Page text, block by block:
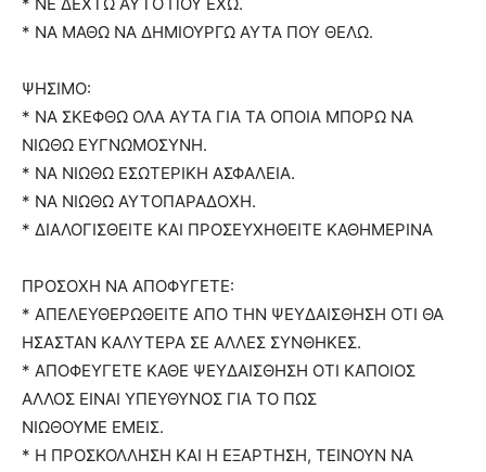
* ΝΑ ΜΑΘΩ ΝΑ ΔΗΜΙΟΥΡΓΩ ΑΥΤΑ ΠΟΥ ΘΕΛΩ.
ΨΗΣΙΜΟ:
* ΝΑ ΣΚΕΦΘΩ ΟΛΑ ΑΥΤΑ ΓΙΑ ΤΑ ΟΠΟΙΑ ΜΠΟΡΩ ΝΑ
ΝΙΩΘΩ ΕΥΓΝΩΜΟΣΥΝΗ.
* ΝΑ ΝΙΩΘΩ ΕΣΩΤΕΡΙΚΗ ΑΣΦΑΛΕΙΑ.
* ΝΑ ΝΙΩΘΩ ΑΥΤΟΠΑΡΑΔΟΧΗ.
* ΔΙΑΛΟΓΙΣΘΕΙΤΕ ΚΑΙ ΠΡΟΣΕΥΧΗΘΕΙΤΕ ΚΑΘΗΜΕΡΙΝΑ
ΠΡΟΣΟΧΗ ΝΑ ΑΠΟΦΥΓΕΤΕ:
* ΑΠΕΛΕΥΘΕΡΩΘΕΙΤΕ ΑΠΟ ΤΗΝ ΨΕΥΔΑΙΣΘΗΣΗ ΟΤΙ ΘΑ
ΗΣΑΣΤΑΝ ΚΑΛΥΤΕΡΑ ΣΕ ΑΛΛΕΣ ΣΥΝΘΗΚΕΣ.
* ΑΠΟΦΕΥΓΕΤΕ ΚΑΘΕ ΨΕΥΔΑΙΣΘΗΣΗ ΟΤΙ ΚΑΠΟΙΟΣ
ΑΛΛΟΣ ΕΙΝΑΙ ΥΠΕΥΘΥΝΟΣ ΓΙΑ ΤΟ ΠΩΣ
ΝΙΩΘΟΥΜΕ ΕΜΕΙΣ.
* Η ΠΡΟΣΚΟΛΛΗΣΗ ΚΑΙ Η ΕΞΑΡΤΗΣΗ, ΤΕΙΝΟΥΝ ΝΑ